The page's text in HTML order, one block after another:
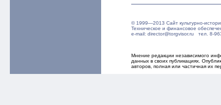
© 1999—2013 Сайт культурно-
Техническое и финансовое
e-mail: director@torgvisor.ru тел. 8-
Мнение редакции независимого
данных в своих публикациях.
авторов, полная или частичная их